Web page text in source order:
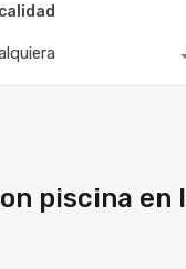
piscina en